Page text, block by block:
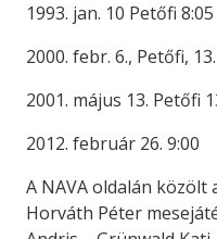
1993. jan. 10 Petőfi 8:05
2000. febr. 6., Petőfi,
2001. május 13. Petőfi
2012. február 26. 9:00
A NAVA oldalán
Horváth Péter